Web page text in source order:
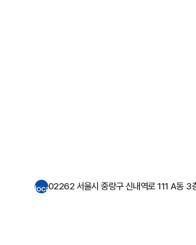
location_on
02262 서울시 중랑구 신내역로 111 A동